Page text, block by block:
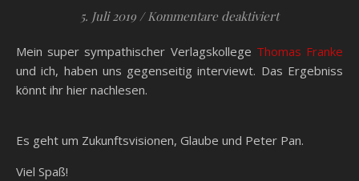
5. Juli 2019 / Kommentare deaktiviertfür Thomas
Mein super sympathischer Verlagskollege Thomas Franke
und ich, haben uns gegenseitig interviewt. Das Ergebniss
könnt ihr hier nachlesen.
Es geht um Zukunftsvisionen, Glaube und Peter Pan.
Viel Spaß!